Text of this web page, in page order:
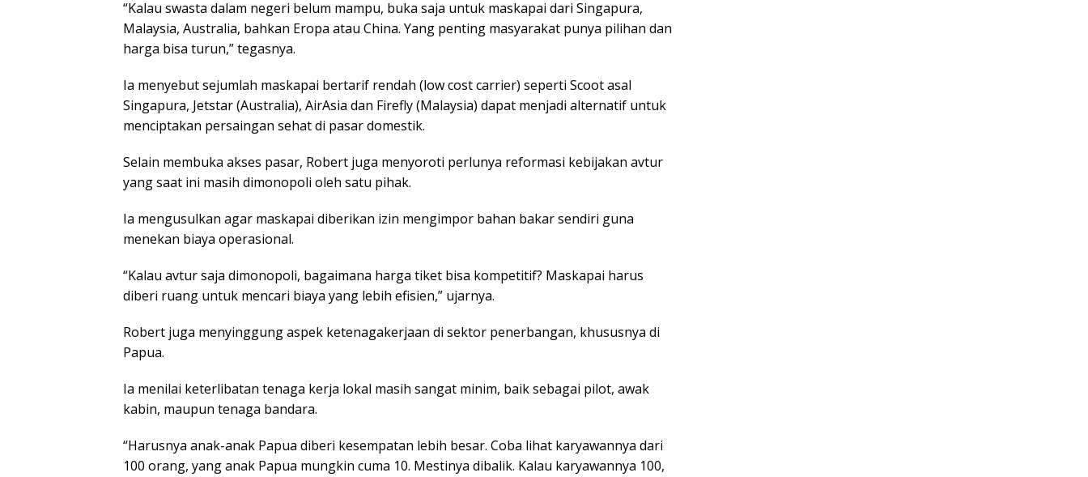
“Kalau swasta dalam negeri belum mampu, buka saja untuk maskapai dari Singapura,
Malaysia, Australia, bahkan Eropa atau China. Yang penting masyarakat punya pilihan dan
harga bisa turun,” tegasnya.
Ia menyebut sejumlah maskapai bertarif rendah (low cost carrier) seperti Scoot asal
Singapura, Jetstar (Australia), AirAsia dan Firefly (Malaysia) dapat menjadi alternatif untuk
menciptakan persaingan sehat di pasar domestik.
Selain membuka akses pasar, Robert juga menyoroti perlunya reformasi kebijakan avtur
yang saat ini masih dimonopoli oleh satu pihak.
Ia mengusulkan agar maskapai diberikan izin mengimpor bahan bakar sendiri guna
menekan biaya operasional.
“Kalau avtur saja dimonopoli, bagaimana harga tiket bisa kompetitif? Maskapai harus
diberi ruang untuk mencari biaya yang lebih efisien,” ujarnya.
Robert juga menyinggung aspek ketenagakerjaan di sektor penerbangan, khususnya di
Papua.
Ia menilai keterlibatan tenaga kerja lokal masih sangat minim, baik sebagai pilot, awak
kabin, maupun tenaga bandara.
“Harusnya anak-anak Papua diberi kesempatan lebih besar. Coba lihat karyawannya dari
100 orang, yang anak Papua mungkin cuma 10. Mestinya dibalik. Kalau karyawannya 100,